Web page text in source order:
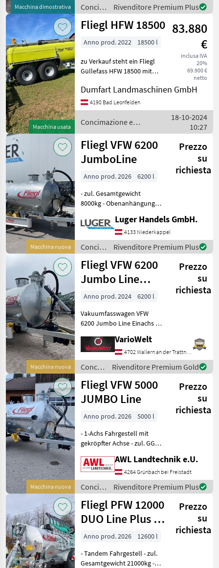
Macchina dimostrativa
9000 + Schleppschuhvert
Concimazione
e
irrigazione
Rivenditore Premium Plus
Macchina usata
Fliegl HFW 18500 83.880
€
inclusa IVA
20%
69.900 €
netto
Anno prod. 2022 18500 l
zu Verkauf steht ein Fliegl
Güllefass HFW 18500 mit
Ausbringcomputer,
Unfallbeschädigt links,
Tank Beschädigt Impianto
frenante pneumatico
Dumfart Landmaschinen GmbH
4190 Bad Leonfelden
Concimazione e
irrigazione / Fliegl
18-10-2024
10:27
Macchina nuova
Fliegl VFW 6200
JumboLine
Prezzo
su
richiesta
Anno prod. 2026
6200 l
- zul. Gesamtgewicht
8000kg - Obenanhängung
Druckluft mit ALB -
Fasskippzylinder mit
Fallstützfuß - 25km/h
Überbreitenausführung -
Ber
Luger Handels GmbH.
4133 Niederkappel
Concimazione
e
irrigazione
/ Fliegl
Rivenditore Premium Plus
Macchina nuova
Fliegl VFW 6200
Jumbo Line
Einachs
Prezzo
su
richiesta
Anno prod. 2024
6200 l
Vakuumfasswagen VFW
6200 Jumbo Line Einachs -
gekröpfte Achse - zul.
Gesamtgewicht 8000 kg -
verstellbare Zugdeichsel
Obenanhängung - DI
VarioWelt
4702 Wallern an der Trattnach
Concimazione
e
irrigazione
/ Fliegl
Rivenditore Premium Gold
Macchina nuova
Fliegl VFW 5000
JUMBO Line
Prezzo
su
richiesta
Anno prod. 2026
5000 l
- 1-Achs Fahrgestell mit
gekröpfter Achse - zul. GG.
Lastanpassung -
Obenanhängung mit DIN
Zugöse - Fasskippzylinder
mit Fallstützfuß -
AWL Landtechnik e.U.
4264 Grünbach bei Freistadt
Concimazione
e
irrigazione
/ Fliegl
Rivenditore Premium Plus
Fliegl PFW 12000
DUO Line Plus +
SKATE 150 2.0
Prezzo
su
richiesta
Anno prod. 2026
12600 l
- Tandem Fahrgestell - zul.
Gesamtgewicht 21000kg -